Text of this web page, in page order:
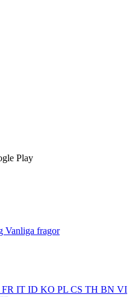
Play
Vanliga fragor
FR IT ID KO PL CS TH BN VI